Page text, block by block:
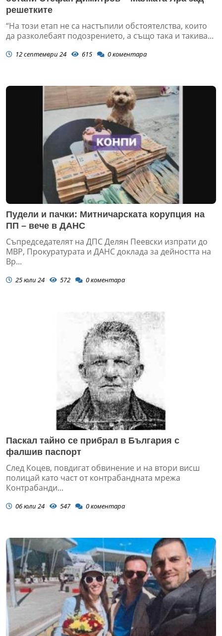
решетките
“На този етап не са настъпили обстоятелства, които
да разколебаят подозрението, а също така и такива...
12 септември 24 615 0коментара
Пудели и пачки: Митничарската корупция на
ПП – вече в ДАНС
Съпредседателят на ДПС Делян Пеевски изпрати до
МВР, Прокуратурата и ДАНС доклада за дейността на
Вр...
25 юли 24 572 0коментара
Паскал тайно се прибрал в България с
фалшив паспорт
След Коцев, повдигат обвинение и на втори висш
полицай като част от контрабандната мрежа
Контрабанди...
06 юли 24 547 0коментара